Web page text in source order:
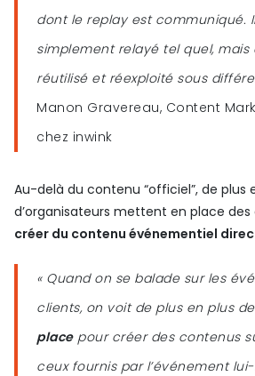
dont le replay est communiqué.
simplement relayé tel quel, mais
réutilisé et réexploité sous
Manon Gravereau, Content
chez inwink
Au-delà du contenu “officiel”, de plus
d’organisateurs mettent en place des
créer du contenu événementiel
« Quand on se balade sur les
clients, on voit de plus en plus de
placepour créer des contenus
ceux fournis par l’événement